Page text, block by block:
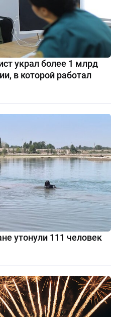
украл более 1 млрд
в которой работал
утонули 111 человек